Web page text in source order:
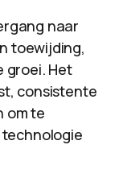
naar
toewijding,
groei. Het
consistente
om te